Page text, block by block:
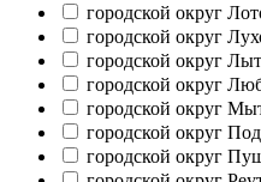
городской округ
городской округ
городской округ
городской округ
городской округ
городской округ
городской округ